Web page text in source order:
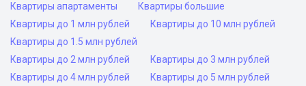
Квартиры апартаменты
Квартиры большие
Квартиры до 1 млн рублей
Квартиры до 10 млн рублей
Квартиры до 1.5 млн рублей
Квартиры до 2 млн рублей
Квартиры до 3 млн рублей
Квартиры до 4 млн рублей
Квартиры до 5 млн рублей